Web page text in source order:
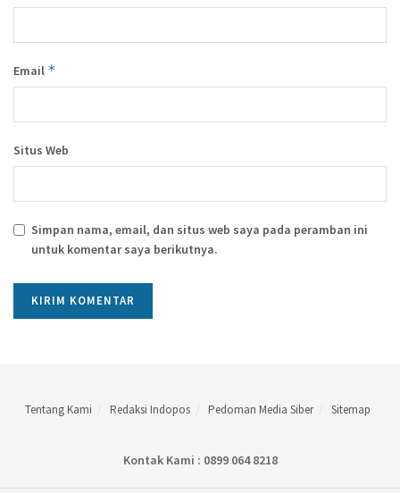
Email *
Situs Web
Simpan nama, email, dan situs web saya pada peramban ini
untuk komentar saya berikutnya.
Tentang Kami Redaksi Indopos Pedoman Media Siber Sitemap
Kontak Kami : 0899 064 8218